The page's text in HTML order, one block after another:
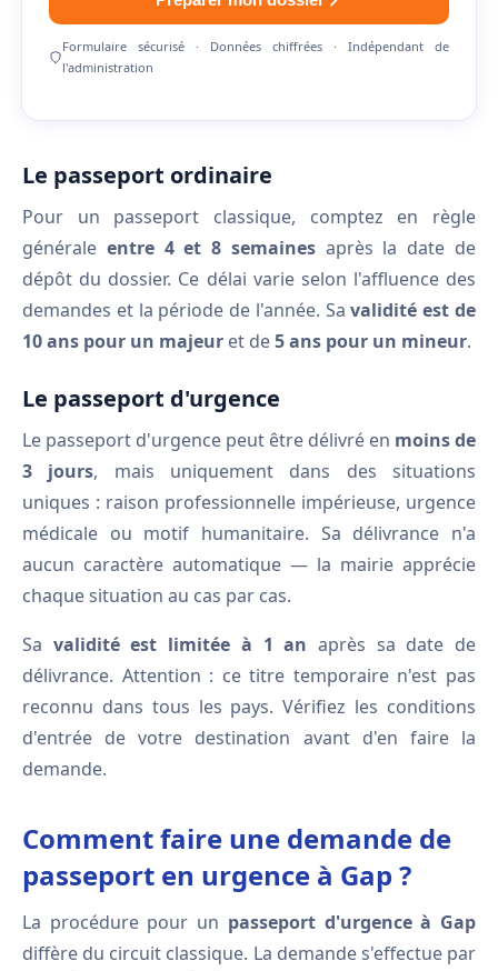
Formulaire sécurisé · Données chiffrées · Indépendant de
l'administration
Le passeport ordinaire
Pour un passeport classique, comptez en règle
générale entre 4 et 8 semainesaprès la date de
dépôt du dossier. Ce délai varie selon l'affluence des
demandes et la période de l'année. Savalidité est de
10 ans pour un majeur et de5 ans pour un mineur.
Le passeport d'urgence
Le passeport d'urgence peut être délivré en moins de
3 jours, mais uniquement dans des situations
uniques : raison professionnelle impérieuse, urgence
médicale ou motif humanitaire. Sa délivrance n'a
aucun caractère automatique — la mairie apprécie
chaque situation au cas par cas.
Sa validité est limitée à 1 an après sa date de
délivrance. Attention : ce titre temporaire n'est pas
reconnu dans tous les pays. Vérifiez les conditions
d'entrée de votre destination avant d'en faire la
demande.
Comment faire une demande de
passeport en urgence à Gap ?
La procédure pour un passeport d'urgence à Gap
diffère du circuit classique. La demande s'effectue par